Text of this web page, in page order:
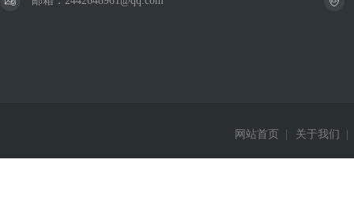
网站首页 关于我们